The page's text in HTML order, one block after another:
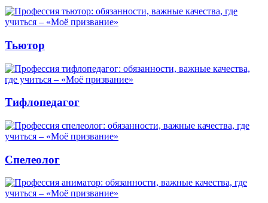
Тьютор
Тифлопедагог
Спелеолог